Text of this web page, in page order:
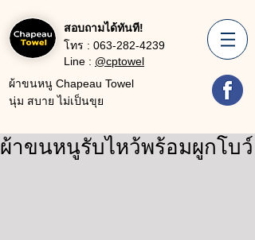
สอบถามได้ทันที!
โทร : 063-282-4239
Line : @cptowel
ผ้าขนหนู Chapeau Towel
นุ่ม สบาย ไม่เป็นขุย
ผ้าขนหนูรับไหว้พร้อมผูกโบว์